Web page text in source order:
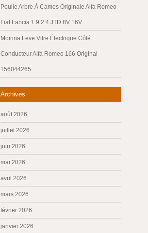
Poulie Arbre À Cames Originale Alfa Romeo
Fiat Lancia 1.9 2.4 JTD 8V 16V
Moirina Leve Vitre Électrique Côté
Conducteur Alfa Romeo 166 Original
156044265
Archives
août 2026
juillet 2026
juin 2026
mai 2026
avril 2026
mars 2026
février 2026
janvier 2026